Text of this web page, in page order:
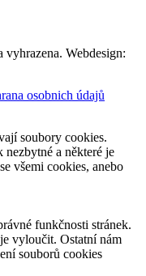
Webdesign:
osobnich údajů
soubory cookies.
a některé je
všemi cookies, anebo
funkčnosti stránek.
vyloučit. Ostatní nám
souborů cookies